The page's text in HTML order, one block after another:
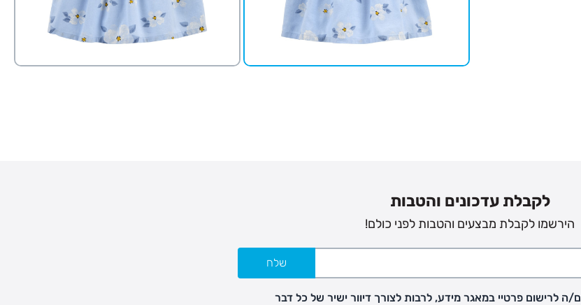
לקבלת עדכונים והטבות
הירשמו לקבלת מבצעים והטבות לפני כולם!
שלח
לרישום פרטיי במאגר מידע, לרבות לצורך דיוור ישיר של כל דבר